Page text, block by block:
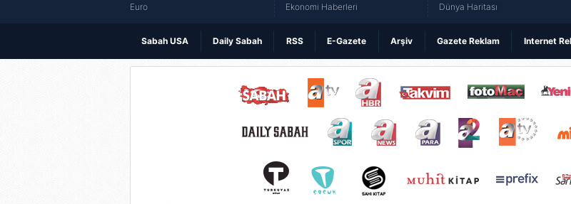
Euro
Ekonomi Haberleri
Dünya Haritası
Sabah USA Daily Sabah RSS E-Gazete Arşiv Gazete Reklam Internet